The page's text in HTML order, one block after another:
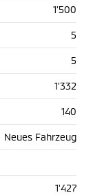
1'500
5
5
1'332
140
Neues Fahrzeug
1'427